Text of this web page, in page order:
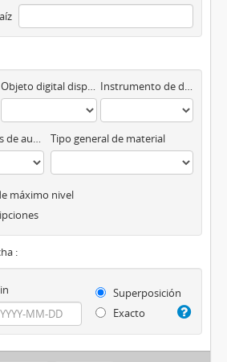
Objeto digital disponibles Instrumento de descripción
Régimen de derechos de autor Tipo general de material
máximo nivel
:
Superposición
Exacto